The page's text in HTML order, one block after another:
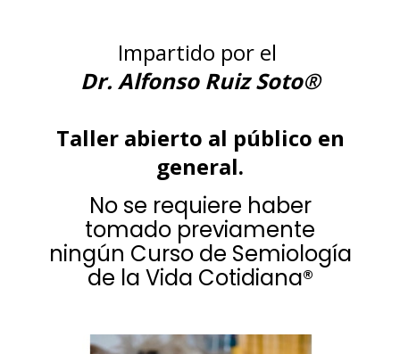
Impartido por el
Dr. Alfonso Ruiz Soto®
Taller abierto al público en
general.
No se requiere haber
tomado previamente
ningún Curso de Semiología
de la Vida Cotidiana®